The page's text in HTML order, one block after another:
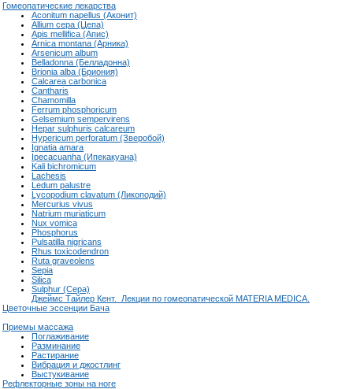
Гомеопатические лекарства
Aconitum napellus (Аконит)
Allium cepa (Цепа)
Apis mellifica (Апис)
Arnica montana (Арника)
Arsenicum album
Belladonna (Белладонна)
Brionia alba (Бриония)
Calcarea carbonica
Cantharis
Chamomilla
Ferrum phosphoricum
Gelsemium sempervirens
Hepar sulphuris calcareum
Hypericum perforatum (Зверобой)
Ignatia amara
Ipecacuanha (Ипекакуана)
Kali bichromicum
Lachesis
Ledum palustre
Lyсоpodium clavatum (Ликоподий)
Mегcurius vivus
Natrium muriaticum
Nux vomica
Phosphorus
Pulsatilla nigricans
Rhus toxicodendron
Ruta graveolens
Sepia
Silica
Sulphur (Сера)
Джеймс Тайлер Кент. Лекции по гомеопатической MATERIA MEDICA.
Цветочные эссенции Бача
Приемы массажа
Поглаживание
Разминание
Растирание
Вибрация и джостлинг
Выстукивание
Рефлекторные зоны на ноге